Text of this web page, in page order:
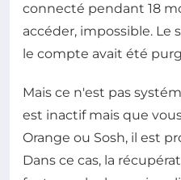
connecté pendant 18
accéder, impossible. Le
le compte avait été
Mais ce n'est pas
est inactif mais que
Orange ou Sosh, il est
Dans ce cas, la